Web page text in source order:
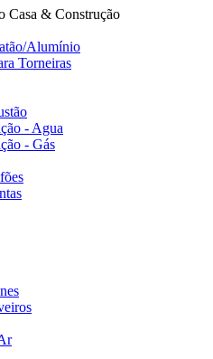
Casa & Construção
Alumínio
Torneiras
- Agua
- Gás